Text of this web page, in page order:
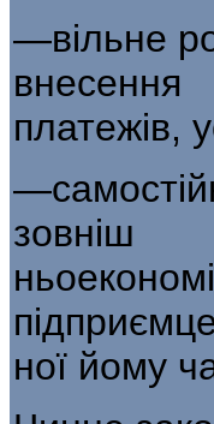
—вільне
внесення
платежів,
зовніш­
ної йому